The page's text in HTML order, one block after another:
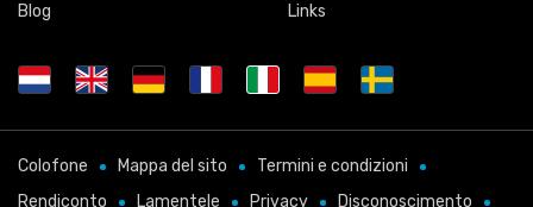
Blog
Links
Colofone Mappa del sito
Termini e condizioni
Rendiconto
Lamentele Privacy Disconoscimento